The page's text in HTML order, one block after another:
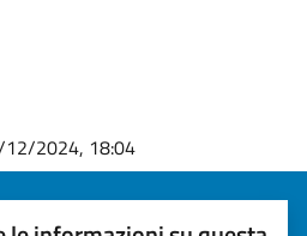
12/2024, 18:04